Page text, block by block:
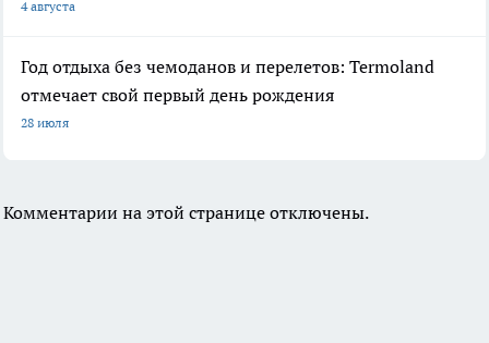
4 августа
Год отдыха без чемоданов и перелетов: Termoland
отмечает свой первый день рождения
28 июля
Комментарии на этой странице отключены.